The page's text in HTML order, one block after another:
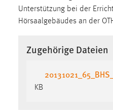
Unterstützung bei der
Hörsaalgebäudes an der
Zugehörige Dateien
KB
Cookie Laufzeit:
MibewSessionID, mibew-
Name: